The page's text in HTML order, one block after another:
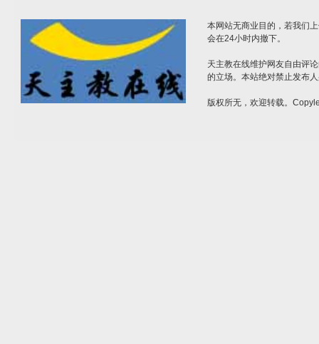
本网站无商业目的，若我们
会在24小时内撤下。
天主教在线维护网友自由评
的立场。本站绝对禁止发布
版权所无，欢迎转载。